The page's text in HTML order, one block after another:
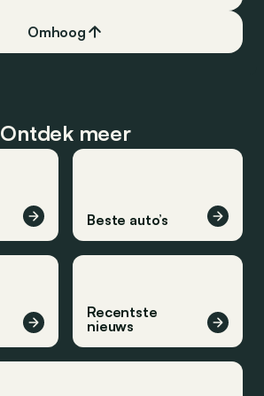
Omhoog
Ontdek meer
Beste auto’s
Recentste
nieuws